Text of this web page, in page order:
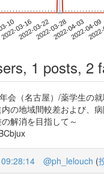
10
2022-03-162022-03-222022-03-282022-04-032022-04-09
1 posts, 2
会（名古屋）/薬学生の
の地域間較差および、
解消を目指して～
@ph_lelouch (